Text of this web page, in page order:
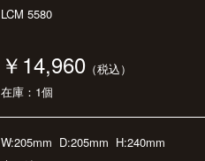
LCM 5580
￥14,960 （税込）
在庫：1個
W:205mm D:205mm H:240mm